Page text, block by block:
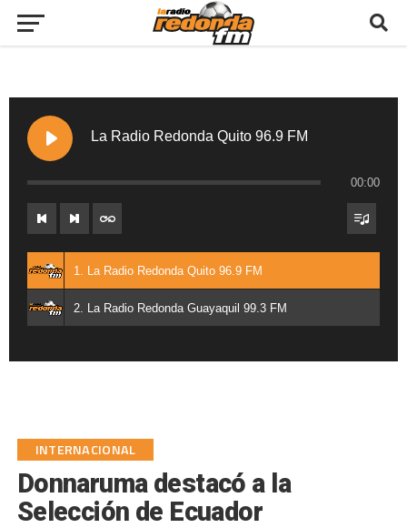
La Radio Redonda Quito 96.9 FM
00:00
1. La Radio Redonda Quito 96.9 FM
2. La Radio Redonda Guayaquil 99.3 FM
INTERNACIONAL
Donnaruma destacó a la
Selección de Ecuador